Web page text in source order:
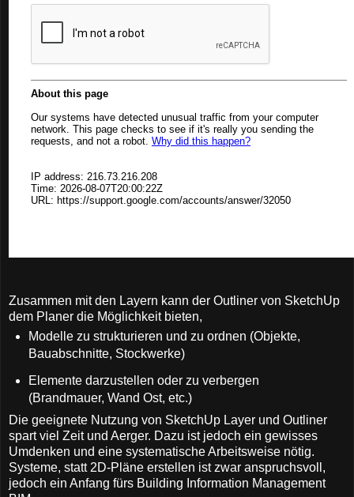
Zusammen mit den Layern kann der Outliner von SketchUp
dem Planer die Möglichkeit bieten,
Modelle zu strukturieren und zu ordnen (Objekte,
Bauabschnitte, Stockwerke)
Elemente darzustellen oder zu verbergen
(Brandmauer, Wand Ost, etc.)
Die geeignete Nutzung von SketchUp Layer und Outliner
spart viel Zeit und Aerger. Dazu ist jedoch ein gewisses
Umdenken und eine systematische Arbeitsweise nötig.
Systeme, statt 2D-Pläne erstellen ist zwar anspruchsvoll,
jedoch ein Anfang fürs Building Information Management